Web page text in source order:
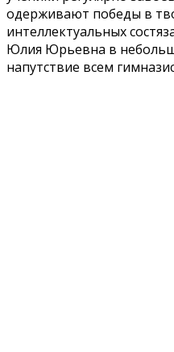
одерживают победы в
интеллектуальных
Юлия Юрьевна в
напутствие всем